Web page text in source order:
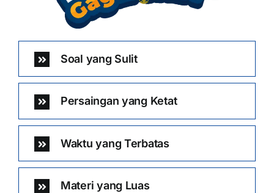
Soal yang Sulit
Persaingan yang Ketat
Waktu yang Terbatas
Materi yang Luas